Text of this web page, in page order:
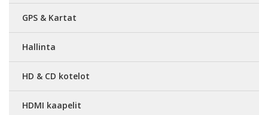
GPS & Kartat
Hallinta
HD & CD kotelot
HDMI kaapelit